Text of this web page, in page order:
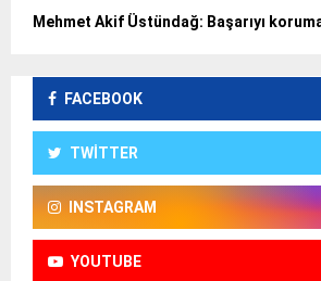
Mehmet Akif Üstündağ: Başarıyı
FACEBOOK
TWITTER
INSTAGRAM
YOUTUBE